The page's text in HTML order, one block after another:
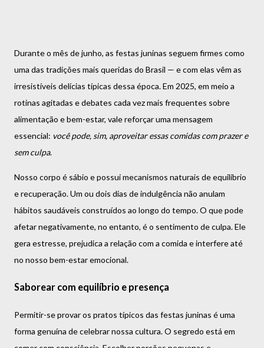
Durante o mês de junho, as festas juninas seguem firmes como
uma das tradições mais queridas do Brasil — e com elas vêm as
irresistíveis delícias típicas dessa época. Em 2025, em meio a
rotinas agitadas e debates cada vez mais frequentes sobre
alimentação e bem-estar, vale reforçar uma mensagem
essencial: você pode, sim, aproveitar essas comidas com prazer e
sem culpa.
Nosso corpo é sábio e possui mecanismos naturais de equilíbrio
e recuperação. Um ou dois dias de indulgência não anulam
hábitos saudáveis construídos ao longo do tempo. O que pode
afetar negativamente, no entanto, é o sentimento de culpa. Ele
gera estresse, prejudica a relação com a comida e interfere até
no nosso bem-estar emocional.
Saborear com equilíbrio e presença
Permitir-se provar os pratos típicos das festas juninas é uma
forma genuína de celebrar nossa cultura. O segredo está em